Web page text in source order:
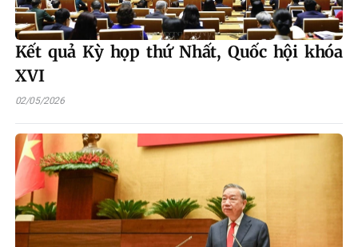
Kết quả Kỳ họp thứ Nhất, Quốc hội khóa
XVI
02/05/2026